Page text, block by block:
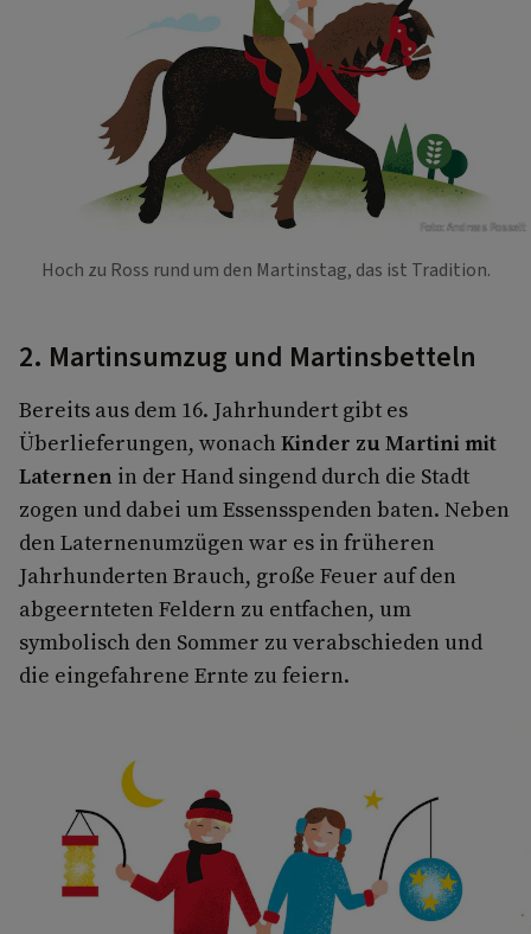
Foto: Andreas Posselt
Hoch zu Ross rund um den Martinstag, das ist Tradition.
2. Martinsumzug und Martinsbetteln
Bereits aus dem 16. Jahrhundert gibt es
Überlieferungen, wonach Kinder zu Martini mit
Laternen in der Hand singend durch die Stadt
zogen und dabei um Essensspenden baten. Neben
den Laternenumzügen war es in früheren
Jahrhunderten Brauch, große Feuer auf den
abgeernteten Feldern zu entfachen, um
symbolisch den Sommer zu verabschieden und
die eingefahrene Ernte zu feiern.